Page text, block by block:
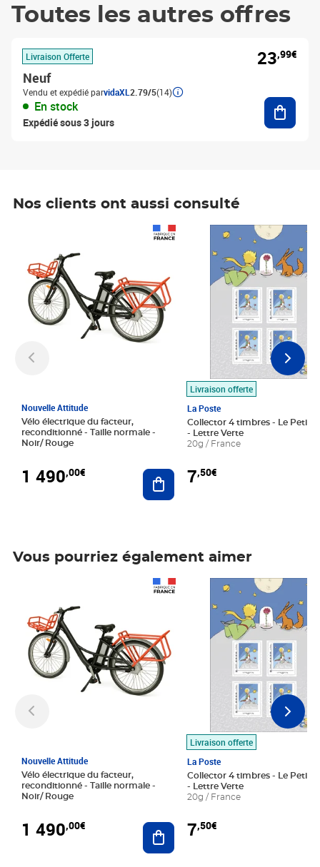
Toutes les autres offres
Livraison Offerte
Neuf
Vendu et expédié parvidaXL 2.79/5(14)
En stock
Expédié sous 3 jours
23,99€
Nos clients ont aussi consulté
Nouvelle Attitude
Vélo électrique du facteur,
reconditionné - Taille normale -
Noir/ Rouge
1 490,00€ Ajouter au panier
Livraison offerte
La Poste
Collector 4 timbres - Le Petit
- Lettre Verte
20g / France
7,50€
Prix 7,50€
Vous pourriez également aimer
Nouvelle Attitude
Vélo électrique du facteur,
reconditionné - Taille normale -
Noir/ Rouge
1 490,00€ Ajouter au panier
Livraison offerte
La Poste
Collector 4 timbres - Le Petit
- Lettre Verte
20g / France
7,50€
Prix 7,50€